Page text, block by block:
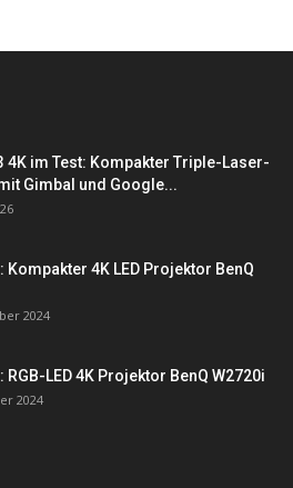
4K im Test: Kompakter Triple-Laser-
Gimbal und Google...
Kompakter 4K LED Projektor BenQ
2024
RGB-LED 4K Projektor BenQ W2720i
2024